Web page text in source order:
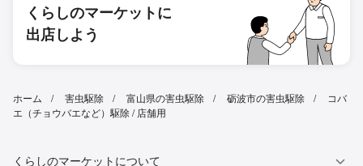
くらしのマーケットに
出店しよう
ホーム 害虫駆除 富山県の害虫駆除 砺波市の害虫駆除
コバ
エ（チョウバエなど）駆除 / 店舗用
くらしのマーケットについて